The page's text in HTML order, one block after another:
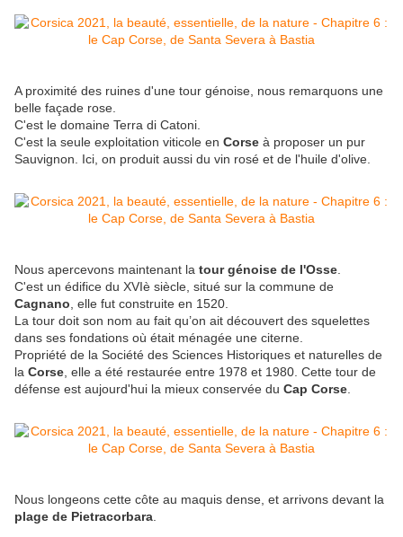
A proximité des ruines d'une tour génoise, nous remarquons une
belle façade rose.
C'est le domaine Terra di Catoni.
C'est la seule exploitation viticole en Corse à proposer un pur
Sauvignon. Ici, on produit aussi du vin rosé et de l'huile d'olive.
Nous apercevons maintenant la tour génoise de l'Osse
C'est un édifice du XVIè siècle, situé sur la commune de
Cagnano , elle fut construite en 1520.
La tour doit son nom au fait qu’on ait découvert des squelettes
dans ses fondations où était ménagée une citerne.
Propriété de la Société des Sciences Historiques et naturelles de
la Corse , elle a été restaurée entre 1978 et 1980. Cette tour de
défense est aujourd'hui la mieux conservée du Cap Corse
Nous longeons cette côte au maquis dense, et arrivons devant la
plage de Pietracorbara